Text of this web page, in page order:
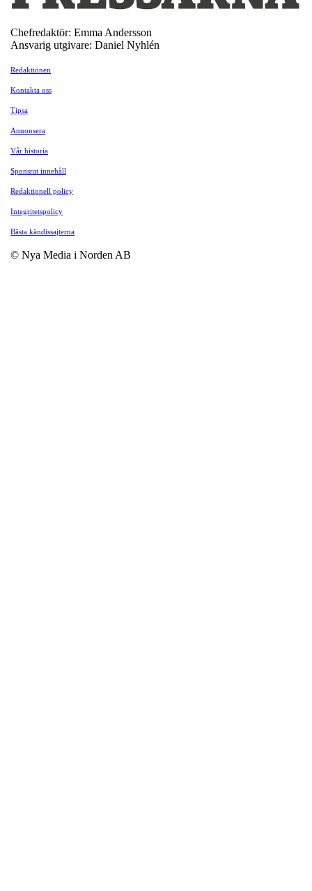
Chefredaktör: Emma Andersson
Ansvarig utgivare: Daniel Nyhlén
Redaktionen
Kontakta oss
Tipsa
Annonsera
Vår historia
Sponsrat innehåll
Redaktionell policy
Integritetspolicy
Bästa kändissajterna
© Nya Media i Norden AB